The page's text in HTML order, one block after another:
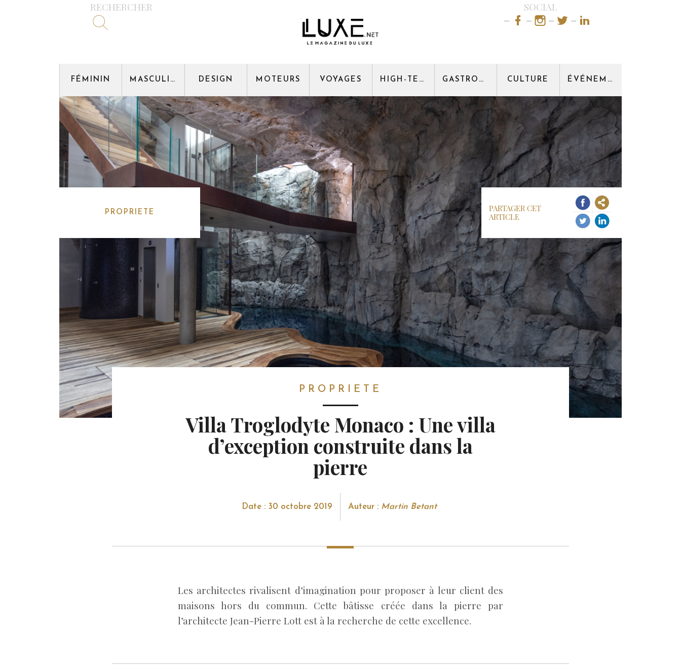
RECHERCHER SOCIAL
FÉMININ MASCULIN DESIGN MOTEURS VOYAGES HIGH-TECH GASTRONOMIE CULTURE ÉVÉNEMENT
PROPRIETE
PARTAGER CET
ARTICLE
PROPRIETE
Villa Troglodyte Monaco : Une villa
d’exception construite dans la
pierre
Date : 30 octobre 2019 Auteur : Martin Betant
Les architectes rivalisent d’imagination pour proposer à leur client des
maisons hors du commun. Cette bâtisse créée dans la pierre par
l’architecte Jean-Pierre Lott est à la recherche de cette excellence.